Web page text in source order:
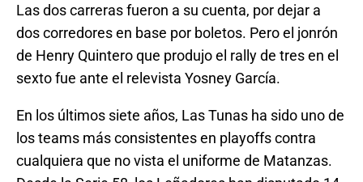
Las dos carreras fueron a su cuenta, por dejar a
dos corredores en base por boletos. Pero el jonrón
de Henry Quintero que produjo el rally de tres en el
sexto fue ante el relevista Yosney García.
En los últimos siete años, Las Tunas ha sido uno de
los teams más consistentes en playoffs contra
cualquiera que no vista el uniforme de Matanzas.